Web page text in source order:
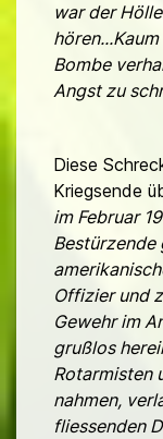
war der
Bombe
Angst zu
Diese
Kriegsende
im Februar
Bestürzende
Offizier und
Gewehr im
grußlos
Rotarmisten
nahmen,
fliessenden